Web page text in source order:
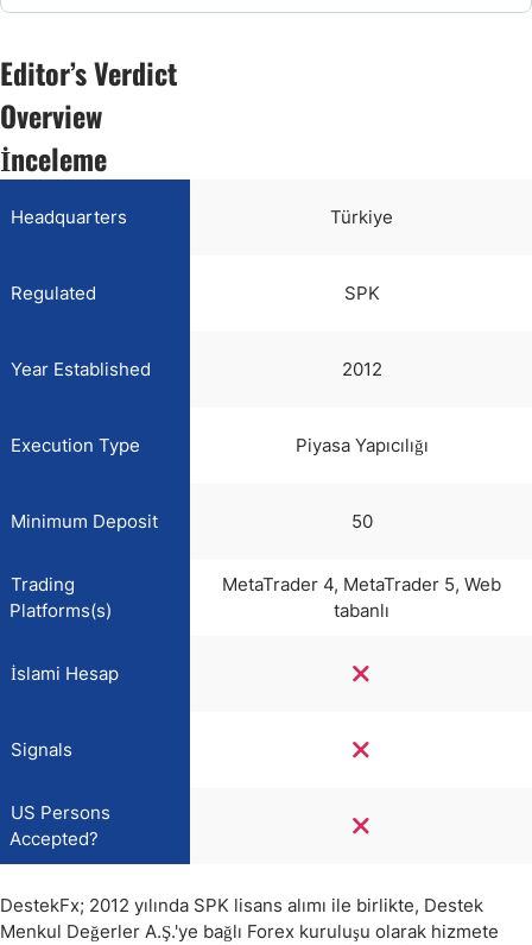
Editor’s Verdict
Overview
İnceleme
Headquarters Türkiye
Regulated SPK
Year Established 2012
Execution Type Piyasa Yapıcılığı
Minimum Deposit 50
Trading
Platforms(s)
MetaTrader 4, MetaTrader 5, Web
tabanlı
İslami Hesap
Signals
US Persons
Accepted?
DestekFx; 2012 yılında SPK lisans alımı ile birlikte, Destek
Menkul Değerler A.Ş.'ye bağlı Forex kuruluşu olarak hizmete